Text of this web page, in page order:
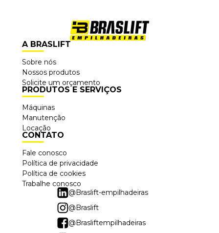
A BRASLIFT
Sobre nós
Nossos produtos
Solicite um orçamento
PRODUTOS E SERVIÇOS
Máquinas
Manutenção
Locação
CONTATO
Fale conosco
Política de privacidade
Política de cookies
Trabalhe conosco
@Braslift-empilhadeiras
@Braslift
@Brasliftempilhadeiras